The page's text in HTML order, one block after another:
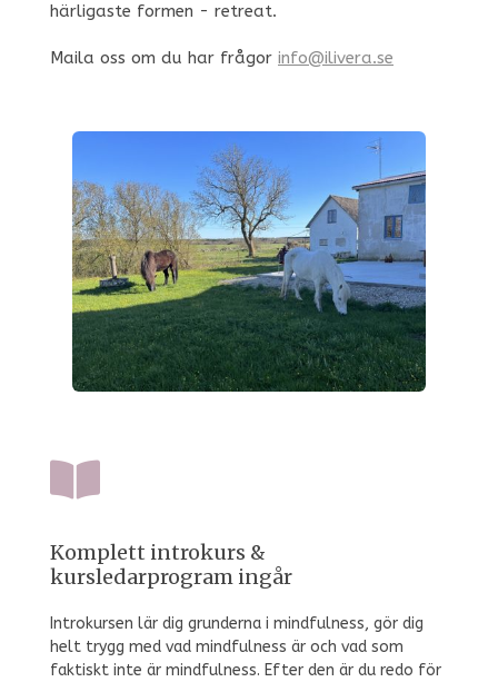
härligaste formen - retreat.
Maila oss om du har frågor info@ilivera.se
Komplett introkurs &
kursledarprogram ingår
Introkursen lär dig grunderna i mindfulness, gör dig
helt trygg med vad mindfulness är och vad som
faktiskt inte är mindfulness. Efter den är du redo för